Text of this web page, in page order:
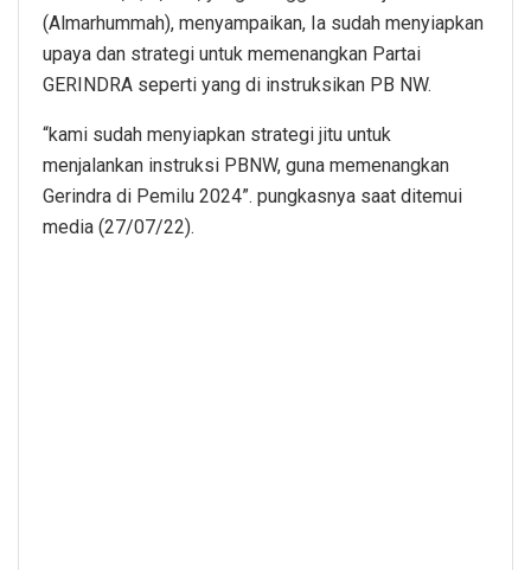
(Almarhummah), menyampaikan, Ia sudah menyiapkan
upaya dan strategi untuk memenangkan Partai
GERINDRA seperti yang di instruksikan PB NW.
“kami sudah menyiapkan strategi jitu untuk
menjalankan instruksi PBNW, guna memenangkan
Gerindra di Pemilu 2024”. pungkasnya saat ditemui
media (27/07/22).